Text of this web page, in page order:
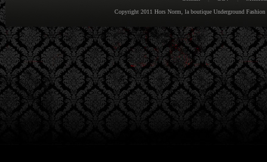
Copyright 2011 Hors Norm, la boutique Underground